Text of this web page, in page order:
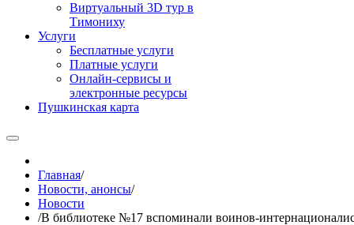
Виртуальный 3D тур в
Тимониху
Услуги
Бесплатные услуги
Платные услуги
Онлайн-сервисы и
электронные ресурсы
Пушкинская карта
Главная/
Новости, анонсы/
Новости
/В библиотеке №17 вспоминали воинов-